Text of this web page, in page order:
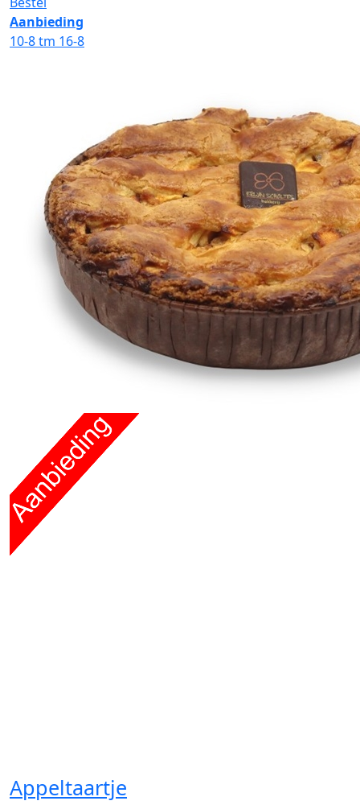
Aanbieding
10-8 tm 16-8
Appeltaartje